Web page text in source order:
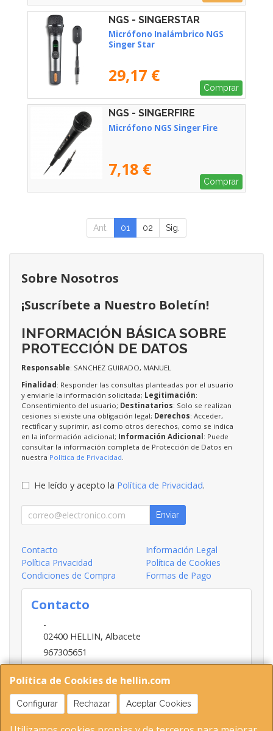
NGS - SINGERSTAR
Micrófono Inalámbrico NGS
Singer Star
29,17 €
Comprar
NGS - SINGERFIRE
Micrófono NGS Singer Fire
7,18 €
Comprar
Ant. 01 02 Sig.
Política de Cookies de hellin.com
Configurar Rechazar Aceptar Cookies
Sobre Nosotros
¡Suscríbete a Nuestro Boletín!
INFORMACIÓN BÁSICA SOBRE
PROTECCIÓN DE DATOS
Responsable: SANCHEZ GUIRADO, MANUEL
Finalidad : Responder las consultas planteadas por el usuario
y enviarle la información solicitada; Legitimación:
Consentimiento del usuario; Destinatarios: Solo se realizan
cesiones si existe una obligación legal; Derechos: Acceder,
rectificar y suprimir, así como otros derechos, como se indica
en la información adicional; Información Adicional : Puede
consultar la información completa de Protección de Datos en
nuestra Política de Privacidad
He leído y acepto la Política de Privacidad.
Enviar
Contacto
Información Legal
Política Privacidad
Política de Cookies
Condiciones de Compra
Formas de Pago
Contacto
-
02400 HELLIN, Albacete
967305651
INFO@HELLIN.COM
Horario